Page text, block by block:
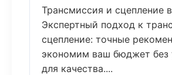
Трансмиссия и сцепление
Экспертный подход к
сцепление: точные
экономим ваш бюджет без
для качества....